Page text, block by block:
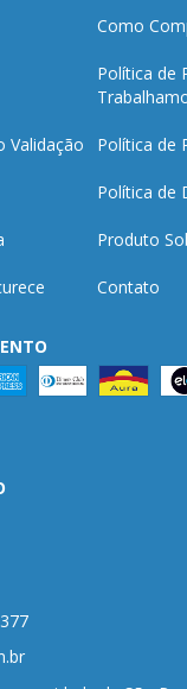
Como
Política de
Validação
Política de
Política de
Produto
Contato